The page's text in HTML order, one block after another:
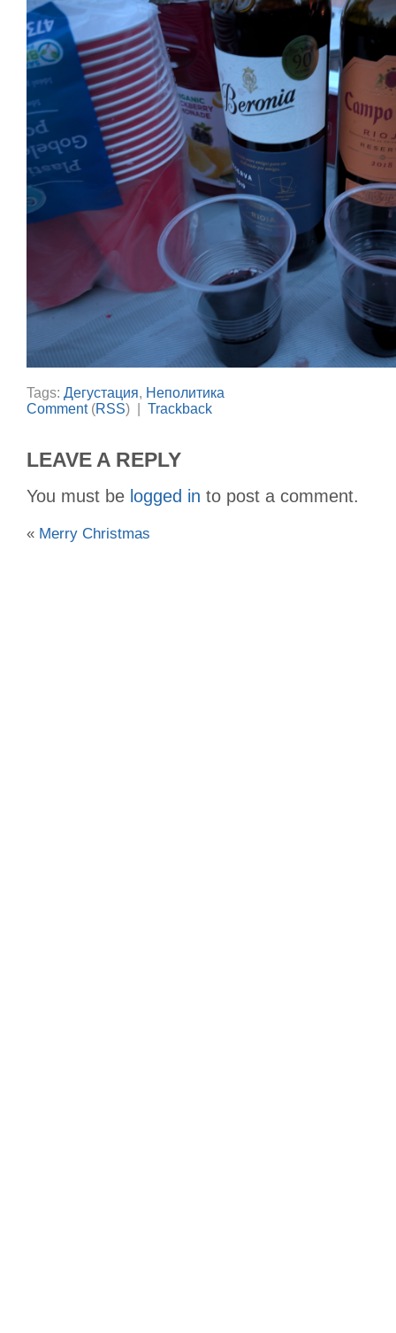
Tags: Дегустация, Неполитика
Comment(RSS) | Trackback
LEAVE A REPLY
You must be logged in to post a comment.
« Merry Christmas